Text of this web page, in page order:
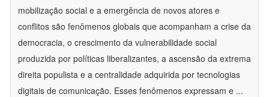
mobilização social e a emergência de novos atores e
conflitos são fenômenos globais que acompanham a crise da
democracia, o crescimento da vulnerabilidade social
produzida por políticas liberalizantes, a ascensão da extrema
direita populista e a centralidade adquirida por tecnologias
digitais de comunicação. Esses fenômenos expressam e ...